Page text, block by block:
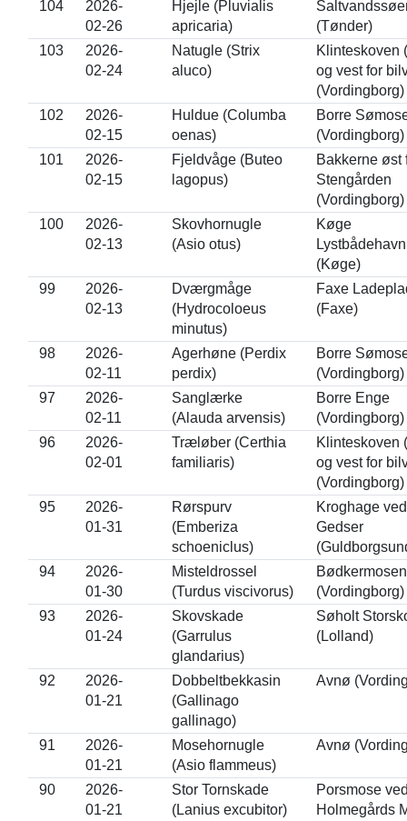
104
2026-
02-26
Hjejle (Pluvialis
apricaria)
(Tønder)
103
2026-
02-24
Natugle (Strix
aluco)
Klinteskoven
og vest for
(Vordingborg)
102
2026-
02-15
Huldue (Columba
oenas)
Borre
(Vordingborg)
101
2026-
02-15
Fjeldvåge (Buteo
lagopus)
Bakkerne øst
Stengården
(Vordingborg)
100
2026-
02-13
Skovhornugle
(Asio otus)
Køge
Lystbådehavn
(Køge)
99
2026-
02-13
Dværgmåge
(Hydrocoloeus
minutus)
Faxe
(Faxe)
98
2026-
02-11
Agerhøne (Perdix
perdix)
Borre
(Vordingborg)
97
2026-
02-11
Sanglærke
(Alauda arvensis)
Borre Enge
(Vordingborg)
96
2026-
02-01
Træløber (Certhia
familiaris)
Klinteskoven
og vest for
(Vordingborg)
95
2026-
01-31
Rørspurv
(Emberiza
schoeniclus)
Kroghage ved
Gedser
94
2026-
01-30
Misteldrossel
(Turdus viscivorus)
Bødkermosen
(Vordingborg)
93
2026-
01-24
Skovskade
(Garrulus
glandarius)
Søholt
(Lolland)
92
2026-
01-21
Dobbeltbekkasin
(Gallinago
gallinago)
Avnø
91
2026-
01-21
Mosehornugle
(Asio flammeus)
Avnø
90
2026-
01-21
Stor Tornskade
(Lanius excubitor)
Porsmose
Holmegårds